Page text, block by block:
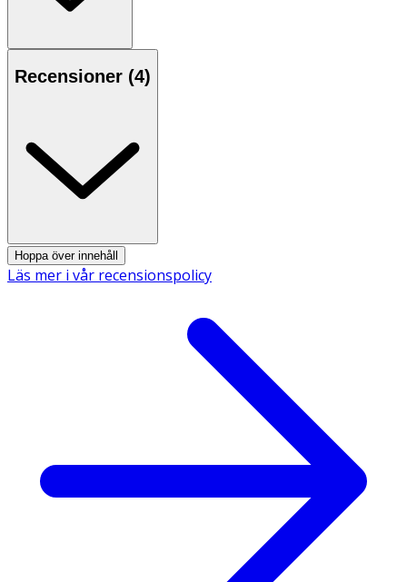
Vid användning i
kan bidra till minskad nästorrhet.
Varje endospipett är avsedd för engångsbruk.
Ögon
1. Bryt av en endospipett och öppna genom att vrida av
2. Blötlägg en steril kompress med lösningen och torka
försiktigt av ögonlocket,
med en steril kompress.
1. Bryt av en endospipett och öppna genom att vrida av
2. Luta huvudet lätt bakåt, för in pipettens spets i
näsborren och droppa försiktigt några droppar åt
gången.
3. Undvik att fylla näsan för att undvika kontaminering
4. Snyt eller torka näsan efteråt.
Recensioner (4)
Hoppa över innehåll
Läs mer i vår recensionspolicy